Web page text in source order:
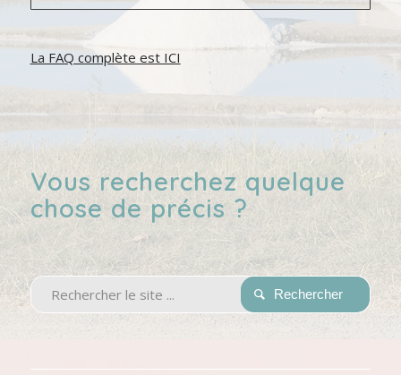
La FAQ complète est ICI
Vous recherchez quelque
chose de précis ?